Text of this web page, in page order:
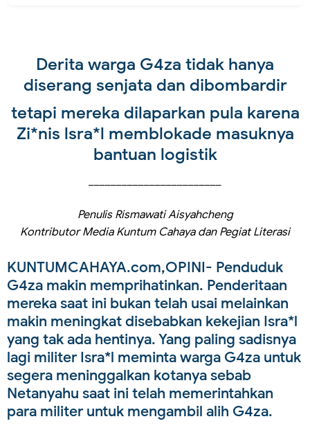
Derita warga G4za tidak hanya
diserang senjata dan dibombardir
tetapi mereka dilaparkan pula karena
Zi*nis lsra*l memblokade masuknya
bantuan logistik
Penulis Rismawati Aisyahcheng
Kontributor Media Kuntum Cahaya dan Pegiat Literasi
KUNTUMCAHAYA.com,OPINI- Penduduk
G4za makin memprihatinkan. Penderitaan
mereka saat ini bukan telah usai melainkan
makin meningkat disebabkan kekejian Isra*l
yang tak ada hentinya. Yang paling sadisnya
lagi militer Isra*l meminta warga G4za untuk
segera meninggalkan kotanya sebab
Netanyahu saat ini telah memerintahkan
para militer untuk mengambil alih G4za.